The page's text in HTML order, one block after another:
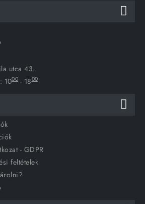
utca 43.
1000 - 1800
- GDPR
feltételek